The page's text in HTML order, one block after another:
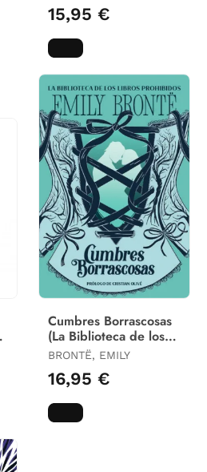
15,95 €
Cumbres Borrascosas
(La Biblioteca de los
Libros Prohibidos)
BRONTË, EMILY
16,95 €